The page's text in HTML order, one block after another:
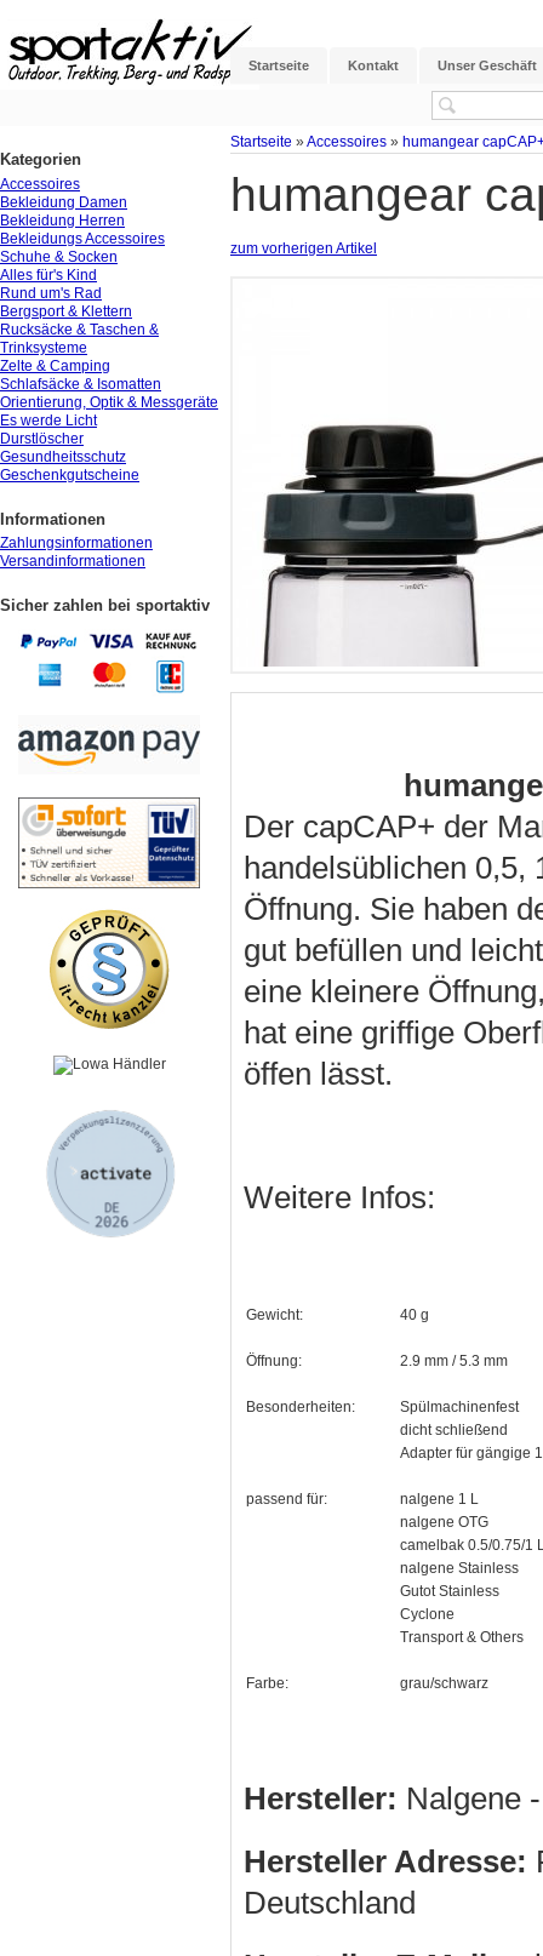
Startseite Kontakt Unser Geschäft
Startseite » Accessoires » humangear
humangear
zum vorherigen Artikel
Der capCAP+ der
handelsüblichen 0,5,
Öffnung. Sie haben
gut befüllen und
eine kleinere
hat eine griffige
öffen lässt.
Weitere Infos:
Gewicht: 40 g
Öffnung: 2.9 mm / 5.3 mm
Besonderheiten:
Spülmachinenfest
dicht schließend
Adapter für gängige
passend für:
nalgene 1 L
nalgene OTG
camelbak 0.5/0.75/1
nalgene Stainless
Gutot Stainless
Cyclone
Transport & Others
Farbe: grau/schwarz
Hersteller: Nalgene
Hersteller Adresse:
Deutschland
Kategorien
Accessoires
Bekleidung Damen
Bekleidung Herren
Bekleidungs Accessoires
Schuhe & Socken
Alles für's Kind
Rund um's Rad
Bergsport & Klettern
Rucksäcke & Taschen &
Trinksysteme
Zelte & Camping
Schlafsäcke & Isomatten
Orientierung, Optik & Messgeräte
Es werde Licht
Durstlöscher
Gesundheitsschutz
Geschenkgutscheine
Informationen
Zahlungsinformationen
Versandinformationen
Sicher zahlen bei sportaktiv